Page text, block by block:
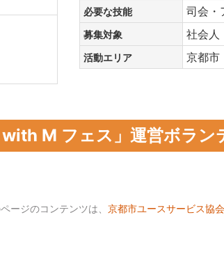
必要な技能 司会
募集対象 社会
活動エリア 京都
M フェス」運営ボラン
ージのコンテンツは、 京都市ユースサービス協会